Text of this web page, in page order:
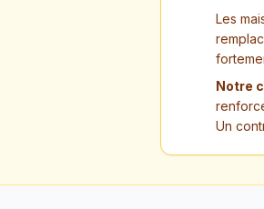
Les
Notre
Un